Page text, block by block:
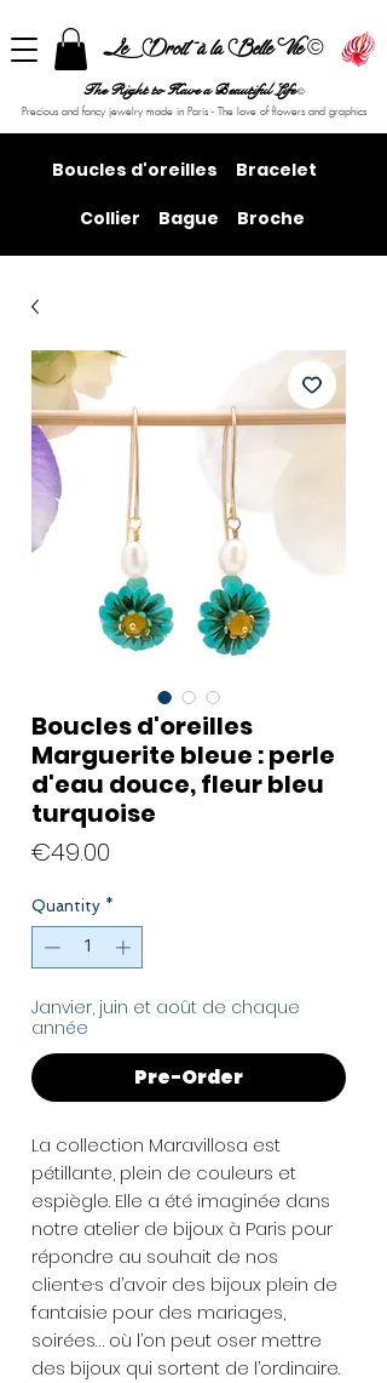
Le Droit à la Belle Vie©
The Right to Have a Beautiful Life©
Precious and fancy jewelry made in Paris - The love of flowers and graphics
Boucles d'oreilles
Bracelet
Collier
Bague Broche
Boucles d'oreilles
Marguerite bleue : perle
d'eau douce, fleur bleu
turquoise
€49.00
Quantity *
Janvier, juin et août de chaque
année
Pre-Order
La collection Maravillosa est
pétillante, plein de couleurs et
espiègle. Elle a été imaginée dans
notre atelier de bijoux à Paris pour
répondre au souhait de nos
client·e·s d’avoir des bijoux plein de
fantaisie pour des mariages,
soirées… où l’on peut oser mettre
des bijoux qui sortent de l’ordinaire.